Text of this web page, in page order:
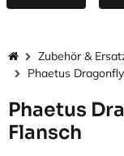
Zubehör &
Phaetus
Phaetus
Flansch